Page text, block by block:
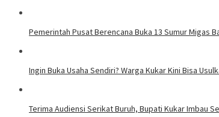
Pemerintah Pusat Berencana Buka 13 Sumur Migas
Ingin Buka Usaha Sendiri? Warga Kukar Kini Bisa
Terima Audiensi Serikat Buruh, Bupati Kukar Imbau